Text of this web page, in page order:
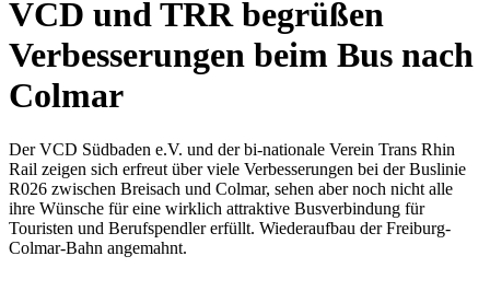
VCD und TRR begrüßen
Verbesserungen beim Bus nach
Colmar
Der VCD Südbaden e.V. und der bi-nationale Verein Trans Rhin
Rail zeigen sich erfreut über viele Verbesserungen bei der Buslinie
R026 zwischen Breisach und Colmar, sehen aber noch nicht alle
ihre Wünsche für eine wirklich attraktive Busverbindung für
Touristen und Berufspendler erfüllt. Wiederaufbau der Freiburg-
Colmar-Bahn angemahnt.